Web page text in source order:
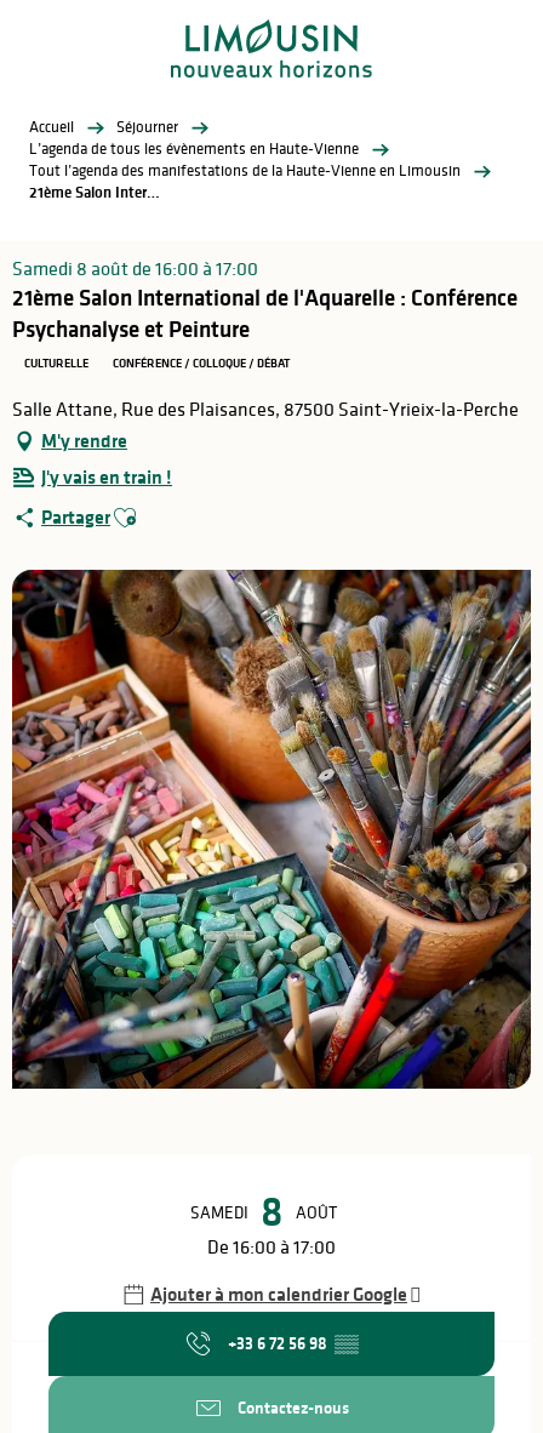
Accueil
Séjourner
L’agenda de tous les évènements en Haute-Vienne
Tout l’agenda des manifestations de la Haute-Vienne en Limousin
21ème Salon International de l'Aquarelle : Conférence Psychanalyse et Peinture
Samedi 8 août de 16:00 à 17:00
21ème Salon International de l'Aquarelle : Conférence
Psychanalyse et Peinture
CULTURELLE CONFÉRENCE / COLLOQUE / DÉBAT
Salle Attane, Rue des Plaisances, 87500 Saint-Yrieix-la-Perche
M'y rendre
J'y vais en train !
PartagerAjouter aux favoris
SAMEDI 8 AOÛT
De 16:00 à 17:00
Ajouter à mon calendrier Google
+33 6 72 56 98 ▒▒
Contactez-nous